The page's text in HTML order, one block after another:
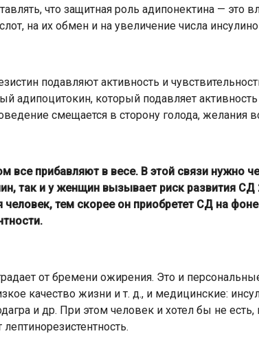
что защитная роль адипонектина — это
на их обмен и на увеличение числа
подавляют активность и
адипоцитокин, который подавляет
смещается в сторону голода, желания
все прибавляют в весе. В этой связи нужно
так и у женщин вызывает риск развития
человек, тем скорее он приобретет СД на
от бремени ожирения. Это и
качество жизни и т. д., и медицинские:
и др. При этом человек и хотел бы не
лептинорезистентность.